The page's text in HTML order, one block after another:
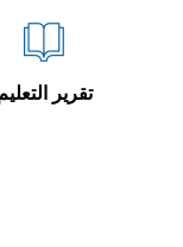
تقرير